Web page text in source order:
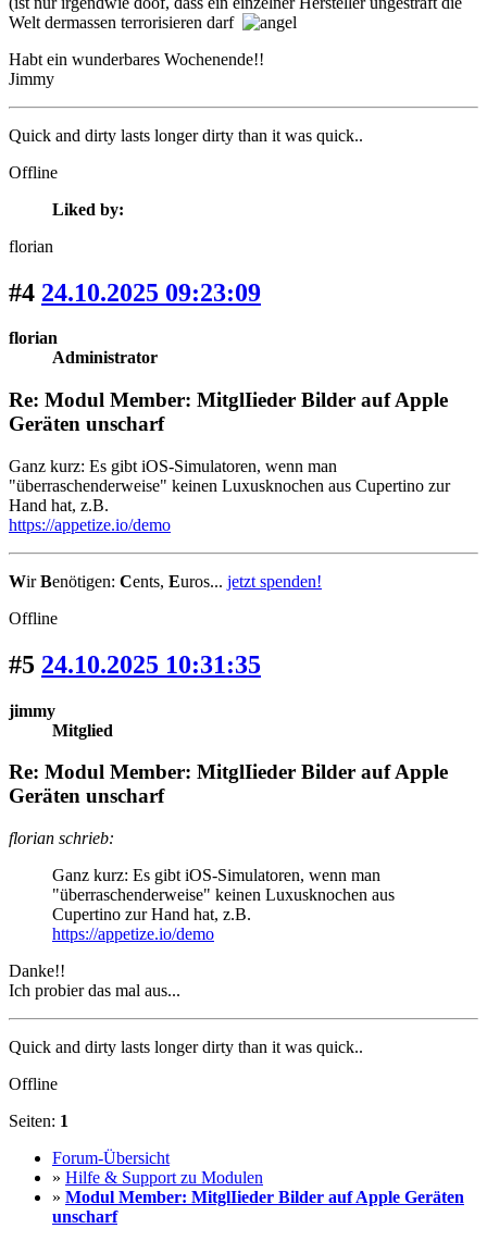
Welt dermassen terrorisieren darf
Habt ein wunderbares Wochenende!!
Jimmy
Quick and dirty lasts longer dirty than it was quick..
Offline
Liked by:
florian
#4 24.10.2025 09:23:09
florian
Administrator
Re: Modul Member: MitglIieder Bilder auf Apple
Geräten unscharf
Ganz kurz: Es gibt iOS-Simulatoren, wenn man
"überraschenderweise" keinen Luxusknochen aus Cupertino zur
Hand hat, z.B.
https://appetize.io/demo
WirBenötigen: Cents, Euros... jetzt spenden!
Offline
#5 24.10.2025 10:31:35
jimmy
Mitglied
Re: Modul Member: MitglIieder Bilder auf Apple
Geräten unscharf
florian schrieb:
Ganz kurz: Es gibt iOS-Simulatoren, wenn man
"überraschenderweise" keinen Luxusknochen aus
Cupertino zur Hand hat, z.B.
https://appetize.io/demo
Danke!!
Ich probier das mal aus...
Quick and dirty lasts longer dirty than it was quick..
Offline
Seiten: 1
Forum-Übersicht
» Hilfe & Support zu Modulen
» Modul Member: MitglIieder Bilder auf Apple Geräten
unscharf